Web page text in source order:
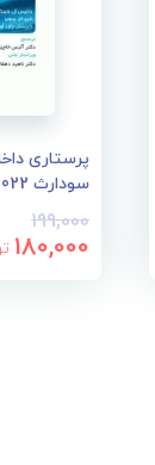
پرستاری
سودارث 2022 جلد3 پرس...
199,000
180,000